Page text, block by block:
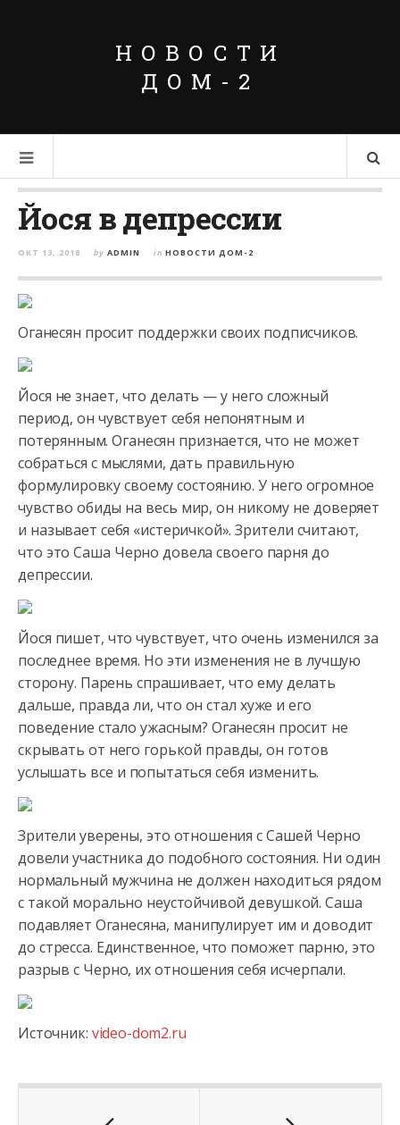
НОВОСТИ
ДОМ-2
Йося в депрессии
ОКТ 13, 2018 by ADMIN in НОВОСТИ ДОМ-2
Оганесян просит поддержки своих подписчиков.
Йося не знает, что делать — у него сложный
период, он чувствует себя непонятным и
потерянным. Оганесян признается, что не может
собраться с мыслями, дать правильную
формулировку своему состоянию. У него огромное
чувство обиды на весь мир, он никому не доверяет
и называет себя «истеричкой». Зрители считают,
что это Саша Черно довела своего парня до
депрессии.
Йося пишет, что чувствует, что очень изменился за
последнее время. Но эти изменения не в лучшую
сторону. Парень спрашивает, что ему делать
дальше, правда ли, что он стал хуже и его
поведение стало ужасным? Оганесян просит не
скрывать от него горькой правды, он готов
услышать все и попытаться себя изменить.
Зрители уверены, это отношения с Сашей Черно
довели участника до подобного состояния. Ни один
нормальный мужчина не должен находиться рядом
с такой морально неустойчивой девушкой. Саша
подавляет Оганесяна, манипулирует им и доводит
до стресса. Единственное, что поможет парню, это
разрыв с Черно, их отношения себя исчерпали.
Источник: video-dom2.ru